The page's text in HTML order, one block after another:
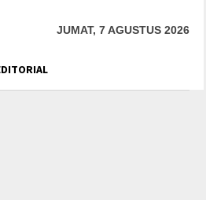
JUMAT, 7 AGUSTUS 2026